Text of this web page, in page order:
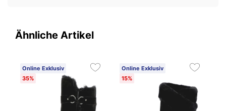
Ähnliche Artikel
Online Exklusiv
35%
Online Exklusiv
15%